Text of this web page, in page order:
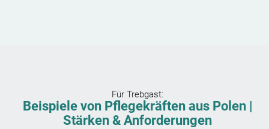
Für Trebgast:
Beispiele von Pflegekräften aus Polen |
Stärken & Anforderungen